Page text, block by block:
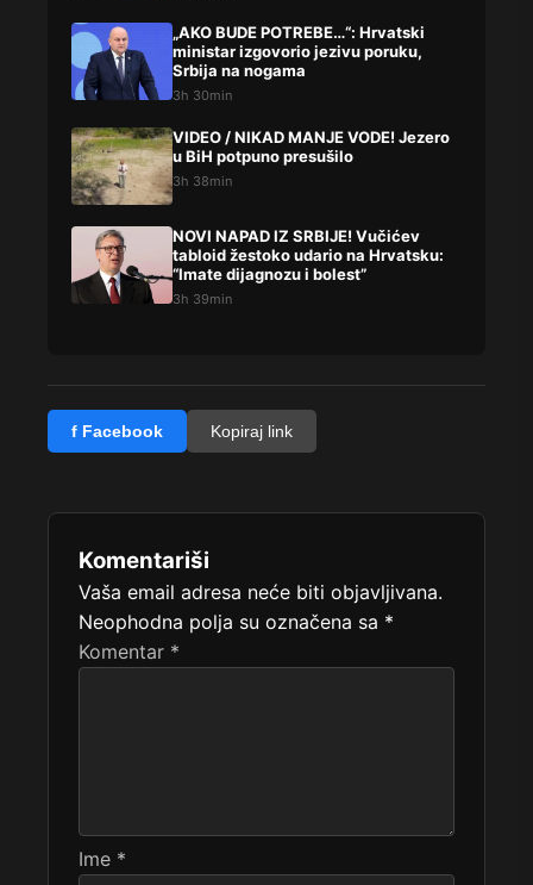
„AKO BUDE POTREBE…“: Hrvatski
ministar izgovorio jezivu poruku,
Srbija na nogama
3h 30min
VIDEO / NIKAD MANJE VODE! Jezero
u BiH potpuno presušilo
3h 38min
NOVI NAPAD IZ SRBIJE! Vučićev
tabloid žestoko udario na Hrvatsku:
“Imate dijagnozu i bolest”
3h 39min
f Facebook Kopiraj link
Komentariši
Vaša email adresa neće biti objavljivana.
Neophodna polja su označena sa *
Komentar *
Ime *